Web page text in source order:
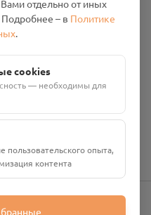
«Смоленский
область, р-н
д. 26А, пом. 18
в АО "АЛЬФА-БАНК"
отдельно от иных
– в Политике
.
cookies
— необходимы для
опыта,
контента